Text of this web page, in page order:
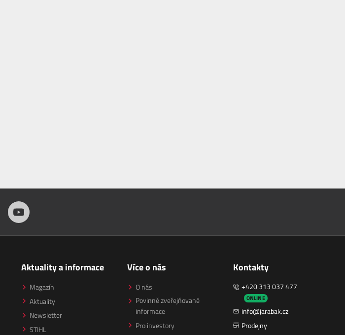
Aktuality a informace
Magazín
Aktuality
Newsletter
STIHL
Více o nás
O nás
Povinně zveřejňované
informace
Pro investory
Kontakty
+420 313 037 477
ONLINE
info@jarabak.cz
Prodejny